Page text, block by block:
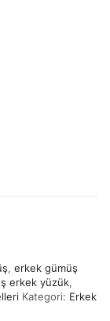
, erkek gümüş
erkek yüzük,
Kategori: Erkek